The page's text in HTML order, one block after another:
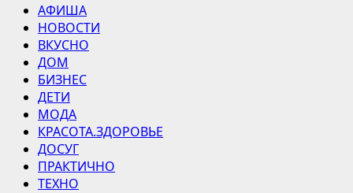
Основное
меню
АФИША
НОВОСТИ
ВКУСНО
ДОМ
БИЗНЕС
ДЕТИ
МОДА
КРАСОТА.ЗДОРОВЬЕ
ДОСУГ
ПРАКТИЧНО
ТЕХНО